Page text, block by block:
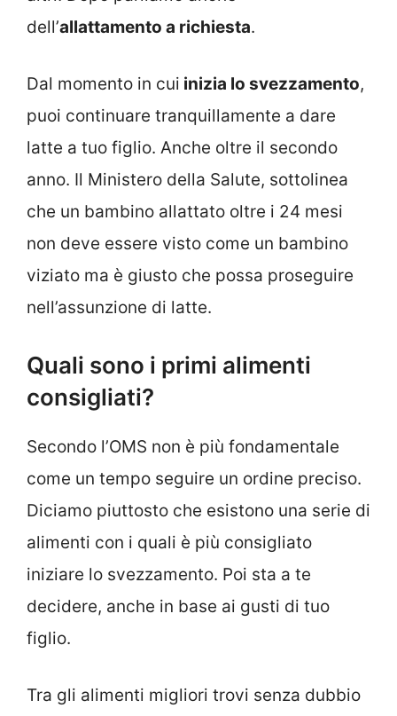
dell’allattamento a richiesta.
Dal momento in cui inizia lo svezzamento,
puoi continuare tranquillamente a dare
latte a tuo figlio. Anche oltre il secondo
anno. Il Ministero della Salute, sottolinea
che un bambino allattato oltre i 24 mesi
non deve essere visto come un bambino
viziato ma è giusto che possa proseguire
nell’assunzione di latte.
Quali sono i primi alimenti
consigliati?
Secondo l’OMS non è più fondamentale
come un tempo seguire un ordine preciso.
Diciamo piuttosto che esistono una serie di
alimenti con i quali è più consigliato
iniziare lo svezzamento. Poi sta a te
decidere, anche in base ai gusti di tuo
figlio.
Tra gli alimenti migliori trovi senza dubbio